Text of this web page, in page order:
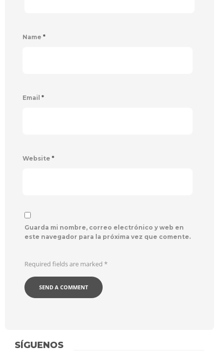
Name *
Email *
Website *
Guarda mi nombre, correo electrónico y web en
este navegador para la próxima vez que comente.
Required fields are marked *
SÍGUENOS